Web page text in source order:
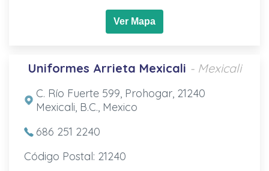
Ver Mapa
Uniformes Arrieta Mexicali - Mexicali
C. Río Fuerte 599, Prohogar, 21240
Mexicali, B.C., Mexico
686 251 2240
Código Postal: 21240